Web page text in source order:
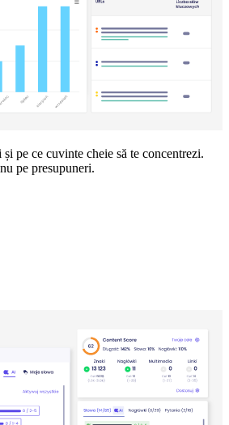
pe ce cuvinte cheie să te concentrezi.
pe presupuneri.